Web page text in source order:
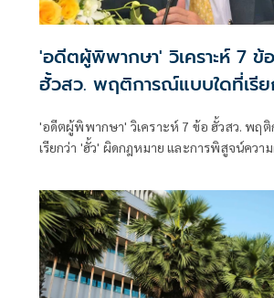
'อดีตผู้พิพากษา' วิเคราะห์ 7 ข้
ฮั้วสว. พฤติการณ์แบบใดที่เรี
'อดีตผู้พิพากษา' วิเคราะห์ 7 ข้อ ฮั้วสว. พฤติการณ์ แบบใดที่
เรียกว่า 'ฮั้ว' ผิดกฎหมาย และการพิสูจน์ความผิด ชี้ไม่ควรจบลง
ด้วยหลักนิติธรรมที่ว่า 'ใครทำผิดกฎหมายต้อ
ใครบริสุทธิ์ต้องได้รับการปกป้อง' โดยใช้มาตร